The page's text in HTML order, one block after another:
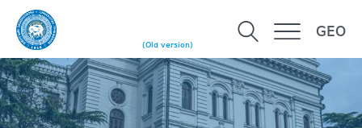
(Old version)
GEO